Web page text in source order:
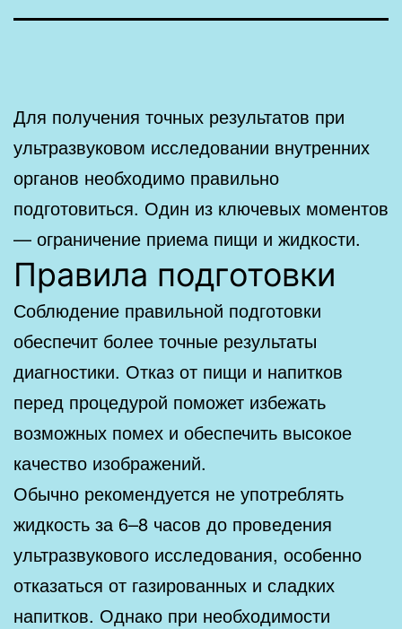
Для получения точных результатов при
ультразвуковом исследовании внутренних
органов необходимо правильно
подготовиться. Один из ключевых моментов
— ограничение приема пищи и жидкости.
Правила подготовки
Соблюдение правильной подготовки
обеспечит более точные результаты
диагностики. Отказ от пищи и напитков
перед процедурой поможет избежать
возможных помех и обеспечить высокое
качество изображений.
Обычно рекомендуется не употреблять
жидкость за 6–8 часов до проведения
ультразвукового исследования, особенно
отказаться от газированных и сладких
напитков. Однако при необходимости